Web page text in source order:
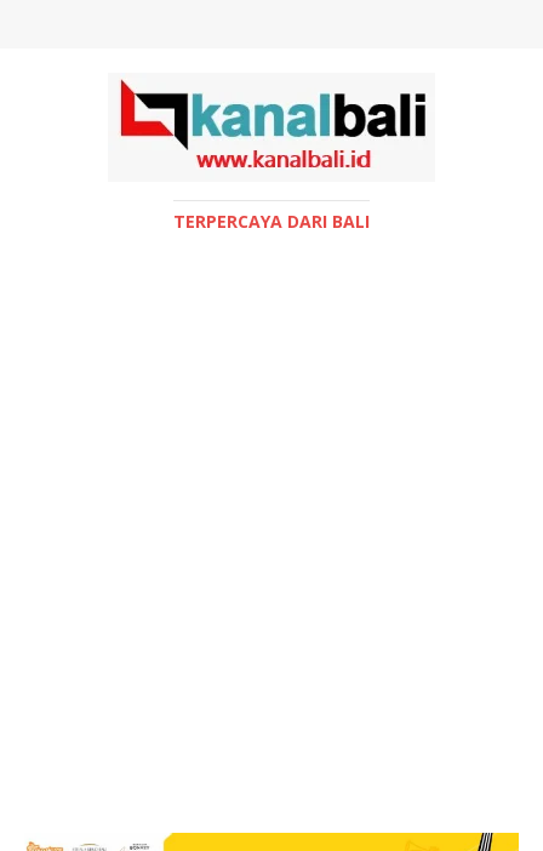
TERPERCAYA DARI BALI